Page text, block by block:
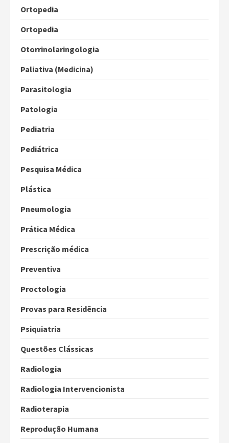
Ortopedia
Ortopedia
Otorrinolaringologia
Paliativa (Medicina)
Parasitologia
Patologia
Pediatria
Pediátrica
Pesquisa Médica
Plástica
Pneumologia
Prática Médica
Prescrição médica
Preventiva
Proctologia
Provas para Residência
Psiquiatria
Questões Clássicas
Radiologia
Radiologia Intervencionista
Radioterapia
Reprodução Humana